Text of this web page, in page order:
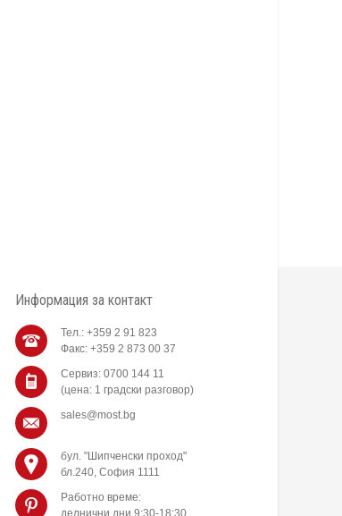
Информация за контакт
Тел.: +359 2 91 823
Факс: +359 2 873 00 37
Сервиз: 0700 144 11
(цена: 1 градски разговор)
sales@most.bg
бул. "Шипченски проход"
бл.240, София 1111
Работно време:
делнични дни 9:30-18:30